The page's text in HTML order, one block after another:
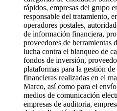
rápidos, empresas del grupo
responsable del tratamiento,
operadores postales,
de información financiera,
proveedores de herramientas
lucha contra el blanqueo de
fondos de inversión,
plataformas para la gestión
financieras realizadas en el
Marco, así como para el
medios de comunicación
empresas de auditoría,